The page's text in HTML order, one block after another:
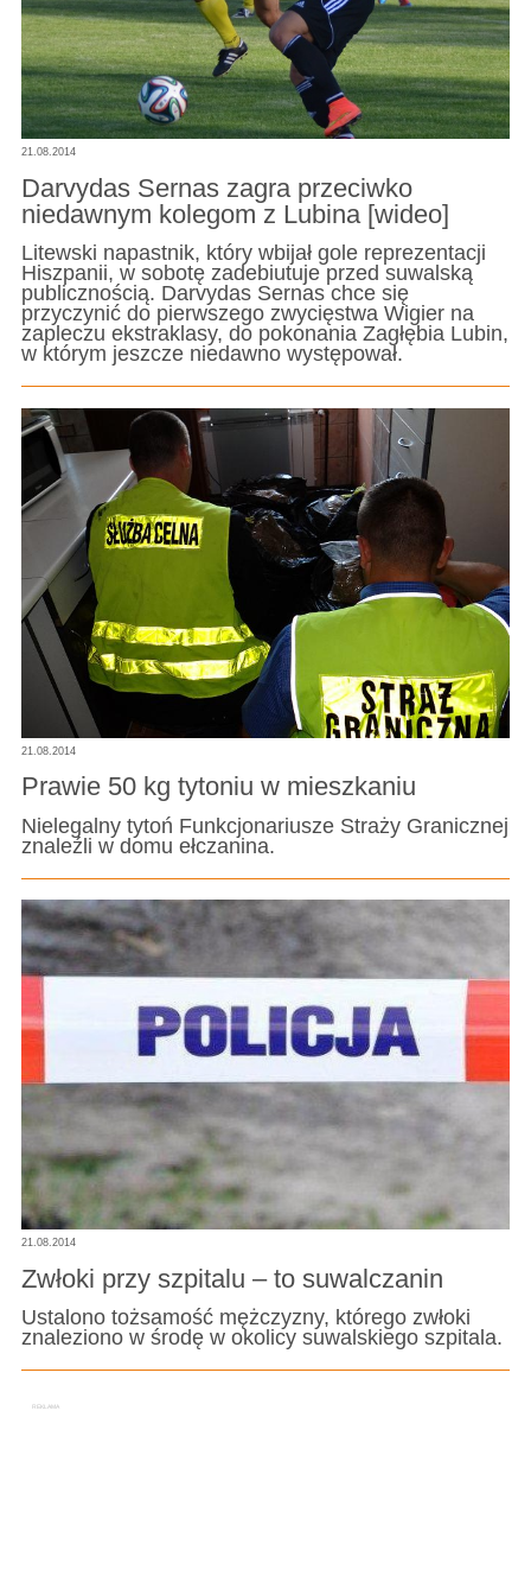
21.08.2014
Darvydas Sernas zagra przeciwko
niedawnym kolegom z Lubina [wideo]
Litewski napastnik, który wbijał gole reprezentacji
Hiszpanii, w sobotę zadebiutuje przed suwalską
publicznością. Darvydas Sernas chce się
przyczynić do pierwszego zwycięstwa Wigier na
zapleczu ekstraklasy, do pokonania Zagłębia Lubin,
w którym jeszcze niedawno występował.
21.08.2014
Prawie 50 kg tytoniu w mieszkaniu
Nielegalny tytoń Funkcjonariusze Straży Granicznej
znaleźli w domu ełczanina.
21.08.2014
Zwłoki przy szpitalu – to suwalczanin
Ustalono tożsamość mężczyzny, którego zwłoki
znaleziono w środę w okolicy suwalskiego szpitala.